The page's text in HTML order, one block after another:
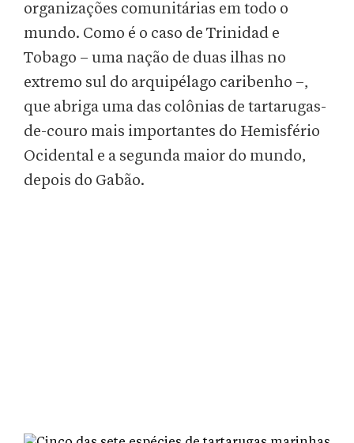
organizações comunitárias em todo o
mundo. Como é o caso de Trinidad e
Tobago – uma nação de duas ilhas no
extremo sul do arquipélago caribenho –,
que abriga uma das colônias de tartarugas-
de-couro mais importantes do Hemisfério
Ocidental e a segunda maior do mundo,
depois do Gabão.